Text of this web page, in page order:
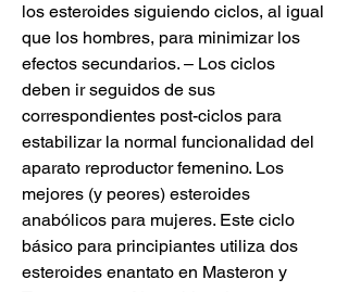
los esteroides siguiendo ciclos, al igual
que los hombres, para minimizar los
efectos secundarios. – Los ciclos
deben ir seguidos de sus
correspondientes post-ciclos para
estabilizar la normal funcionalidad del
aparato reproductor femenino. Los
mejores (y peores) esteroides
anabólicos para mujeres. Este ciclo
básico para principiantes utiliza dos
esteroides enantato en Masteron y